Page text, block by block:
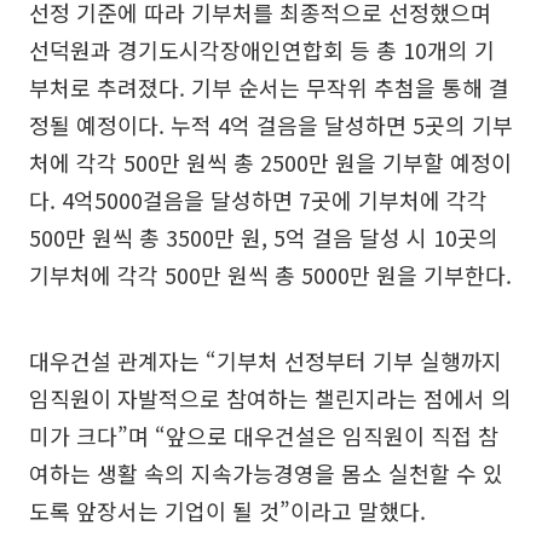
선정 기준에 따라 기부처를 최종적으로 선정했으며
선덕원과 경기도시각장애인연합회 등 총 10개의 기
부처로 추려졌다. 기부 순서는 무작위 추첨을 통해 결
정될 예정이다. 누적 4억 걸음을 달성하면 5곳의 기부
처에 각각 500만 원씩 총 2500만 원을 기부할 예정이
다. 4억5000걸음을 달성하면 7곳에 기부처에 각각
500만 원씩 총 3500만 원, 5억 걸음 달성 시 10곳의
기부처에 각각 500만 원씩 총 5000만 원을 기부한다.
대우건설 관계자는 “기부처 선정부터 기부 실행까지
임직원이 자발적으로 참여하는 챌린지라는 점에서 의
미가 크다”며 “앞으로 대우건설은 임직원이 직접 참
여하는 생활 속의 지속가능경영을 몸소 실천할 수 있
도록 앞장서는 기업이 될 것”이라고 말했다.